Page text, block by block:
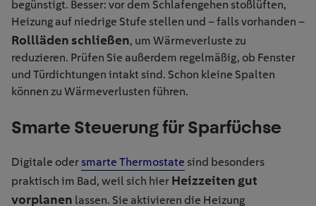
begünstigt. Besser: vor dem Schlafengehen stoßlüften,
Heizung auf niedrige Stufe stellen und – falls vorhanden –
Rollläden schließen, um Wärmeverluste zu
reduzieren. Prüfen Sie außerdem regelmäßig, ob Fenster
und Türdichtungen intakt sind. Schon kleine Spalten
können zu Wärmeverlusten führen.
Smarte Steuerung für Sparfüchse
Digitale oder smarte Thermostate sind besonders
praktisch im Bad, weil sich hier Heizzeiten gut
vorplanen lassen. Sie aktivieren die Heizung